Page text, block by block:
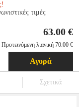
τιμές
63.00 €
Προτεινόμενη λιανική 70.00 €
Αγορά
Σχετικά